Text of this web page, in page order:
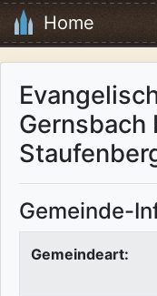
Home
Gernsbach
Gemeinde-
Gemeindeart: